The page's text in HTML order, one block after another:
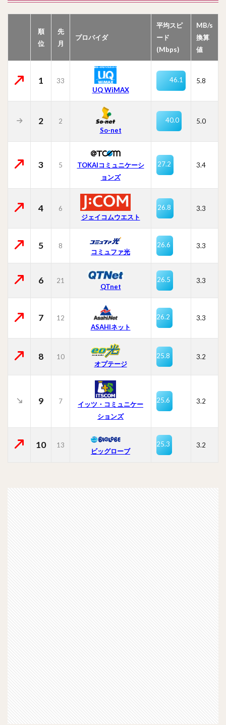
順
位
先
月
プロバイダ
平均スピ
ード
(Mbps)
MB/s
換算
値
1
33
UQ WiMAX
46.1 5.8
2
2
So-net
40.0 5.0
3 5
TOKAIコミュニケーシ
ョンズ
27.2 3.4
4
6
ジェイコムウエスト
26.8 3.3
5 8
コミュファ光
26.6 3.3
6 21
QTnet
26.5 3.3
7
12
ASAHIネット
26.2 3.3
8
10
オプテージ
25.8 3.2
9 7
イッツ・コミュニケー
ションズ
25.6 3.2
10 13
ビッグローブ
25.3 3.2